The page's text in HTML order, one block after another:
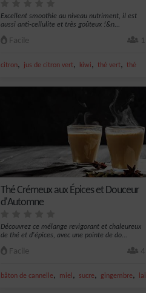
Excellent smoothie au niveau nutriment, il est
aussi anti-cellulite et très goûteux !&n...
Facile 1
citron, jus de citron vert, kiwi, thé vert, thé
Thé Crémeux aux Épices et Douceur
d'Automne
Découvrez ce mélange revigorant et chaleureux
de thé et d'épices, avec une pointe de do...
Facile 4
bâton de cannelle, miel , sucre, gingembre, lait